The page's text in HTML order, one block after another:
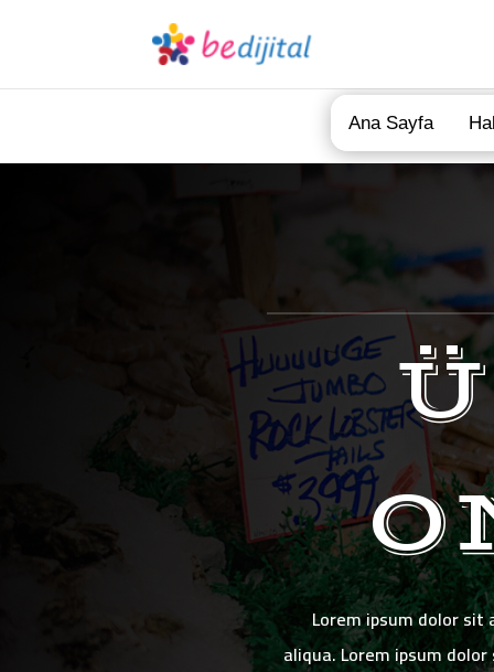
Ana Sayfa
Lorem ipsum dolor
aliqua. Lorem ipsum